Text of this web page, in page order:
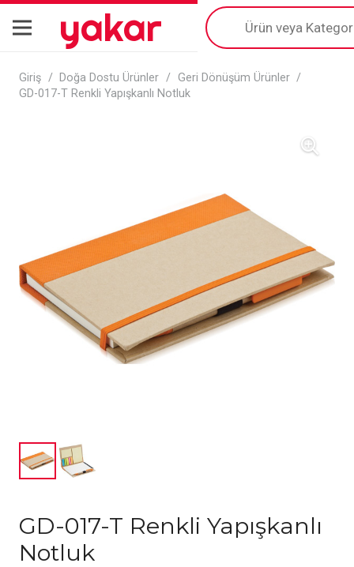
yakar
Products
search
Giriş / Doğa Dostu Ürünler / Geri Dönüşüm Ürünler /
GD-017-T Renkli Yapışkanlı Notluk
GD-017-T Renkli Yapışkanlı
Notluk